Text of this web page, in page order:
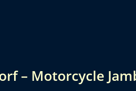
– Motorcycle